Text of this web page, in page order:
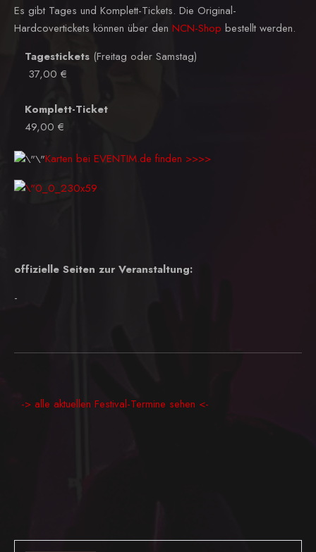
Es gibt Tages und Komplett-Tickets. Die Original-
Hardcovertickets können über den NCN-Shop bestellt werden.
Tagestickets (Freitag oder Samstag)
37,00 €
Komplett-Ticket
49,00 €
Karten bei EVENTIM.de finden >>>>
offizielle Seiten zur Veranstaltung:
-
-> alle aktuellen Festival-Termine sehen <-